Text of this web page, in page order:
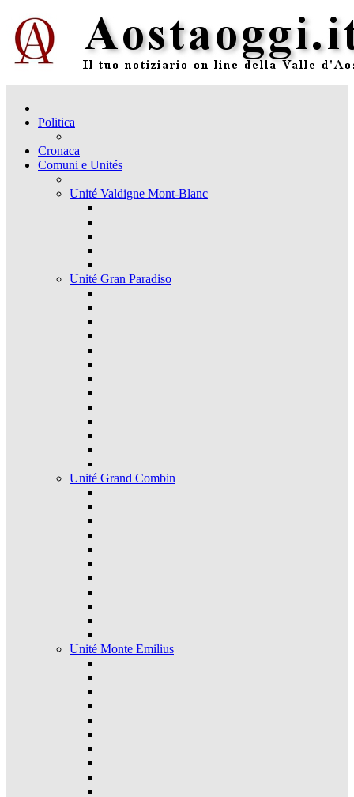
Politica
Cronaca
Comuni e Unités
Unité Valdigne Mont-Blanc
Unité Gran Paradiso
Unité Grand Combin
Unité Monte Emilius